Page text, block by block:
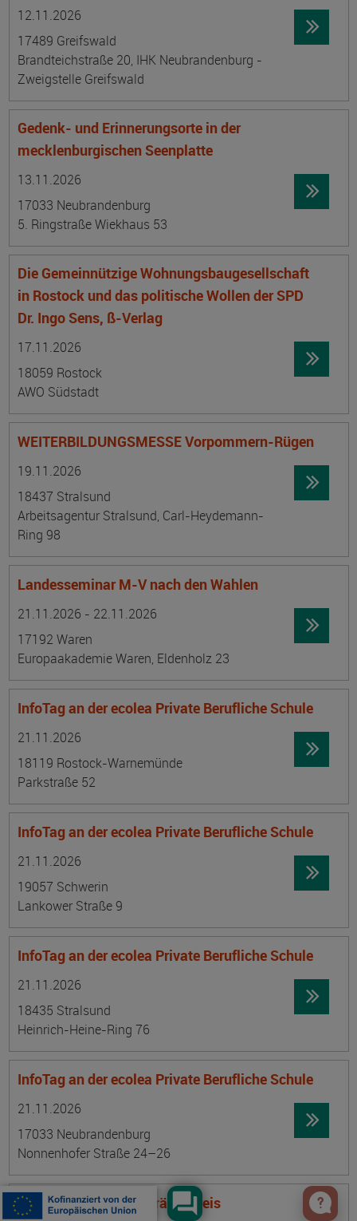
12.11.2026
17489 Greifswald
Brandteichstraße 20, IHK Neubrandenburg -
Zweigstelle Greifswald
Gedenk- und Erinnerungsorte in der
mecklenburgischen Seenplatte
13.11.2026
17033 Neubrandenburg
5. Ringstraße Wiekhaus 53
Die Gemeinnützige Wohnungsbaugesellschaft
in Rostock und das politische Wollen der SPD
Dr. Ingo Sens, ß-Verlag
17.11.2026
18059 Rostock
AWO Südstadt
WEITERBILDUNGSMESSE Vorpommern-Rügen
19.11.2026
18437 Stralsund
Arbeitsagentur Stralsund, Carl-Heydemann-
Ring 98
Landesseminar M-V nach den Wahlen
21.11.2026 - 22.11.2026
17192 Waren
Europaakademie Waren, Eldenholz 23
InfoTag an der ecolea Private Berufliche Schule
21.11.2026
18119 Rostock-Warnemünde
Parkstraße 52
InfoTag an der ecolea Private Berufliche Schule
21.11.2026
19057 Schwerin
Lankower Straße 9
InfoTag an der ecolea Private Berufliche Schule
21.11.2026
18435 Stralsund
Heinrich-Heine-Ring 76
InfoTag an der ecolea Private Berufliche Schule
21.11.2026
17033 Neubrandenburg
Nonnenhofer Straße 24–26
Philosophischer Gesprächskreis